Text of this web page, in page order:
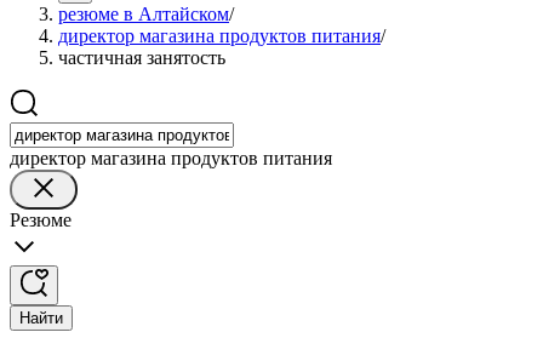
резюме в Алтайском/
директор магазина продуктов питания/
частичная занятость
директор магазина продуктов питания
Резюме
Найти